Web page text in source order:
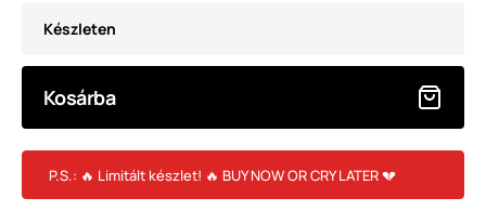
Készleten
Kosárba
P.S.: 🔥 Limitált készlet! 🔥 BUY NOW OR CRY LATER 💔